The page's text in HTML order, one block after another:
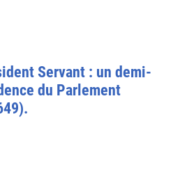
Servant : un demi-
du Parlement